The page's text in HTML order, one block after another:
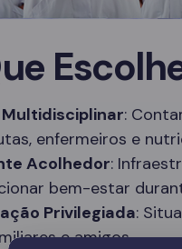
Multidisciplinar:
enfermeiros e
Acolhedor:
bem-estar
Privilegiada:
e amigos.